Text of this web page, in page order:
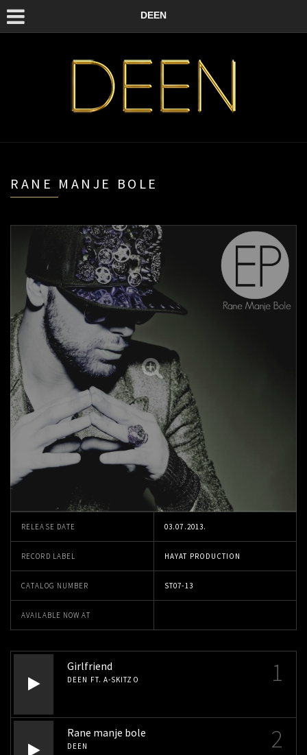
DEEN
RANE MANJE BOLE
RELEASE DATE 03.07.2013.
RECORD LABEL HAYAT PRODUCTION
CATALOG NUMBER ST07-13
AVAILABLE NOW AT
Girlfriend
DEEN FT. A-SKITZO 1
Rane manje bole
DEEN 2